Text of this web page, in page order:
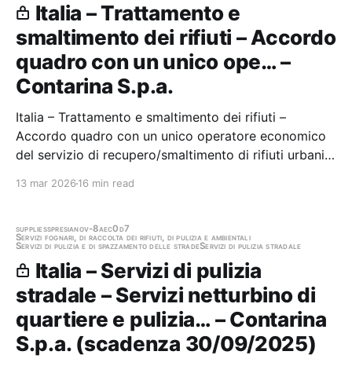
Italia – Trattamento e
smaltimento dei rifiuti – Accordo
quadro con un unico ope… –
Contarina S.p.a.
Italia – Trattamento e smaltimento dei rifiuti –
Accordo quadro con un unico operatore economico
del servizio di recupero/smaltimento di rifiuti urbani
13 mar 2026 16 min read
suppliesspresianov-8aec0d7
Servizi fognari, di raccolta dei rifiuti, di pulizia e ambientali
Servizi di pulizia e di spazzamento delle stradeServizi di pulizia stradale
Italia – Servizi di pulizia
stradale – Servizi netturbino di
quartiere e pulizia… – Contarina
S.p.a. (scadenza 30/09/2025)